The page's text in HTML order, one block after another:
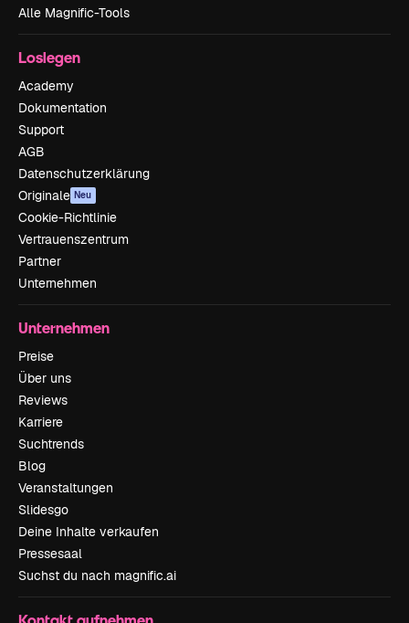
Alle Magnific-Tools
Loslegen
Academy
Dokumentation
Support
AGB
Datenschutzerklärung
Originale Neu
Cookie-Richtlinie
Vertrauenszentrum
Partner
Unternehmen
Unternehmen
Preise
Über uns
Reviews
Karriere
Suchtrends
Blog
Veranstaltungen
Slidesgo
Deine Inhalte verkaufen
Pressesaal
Suchst du nach magnific.ai